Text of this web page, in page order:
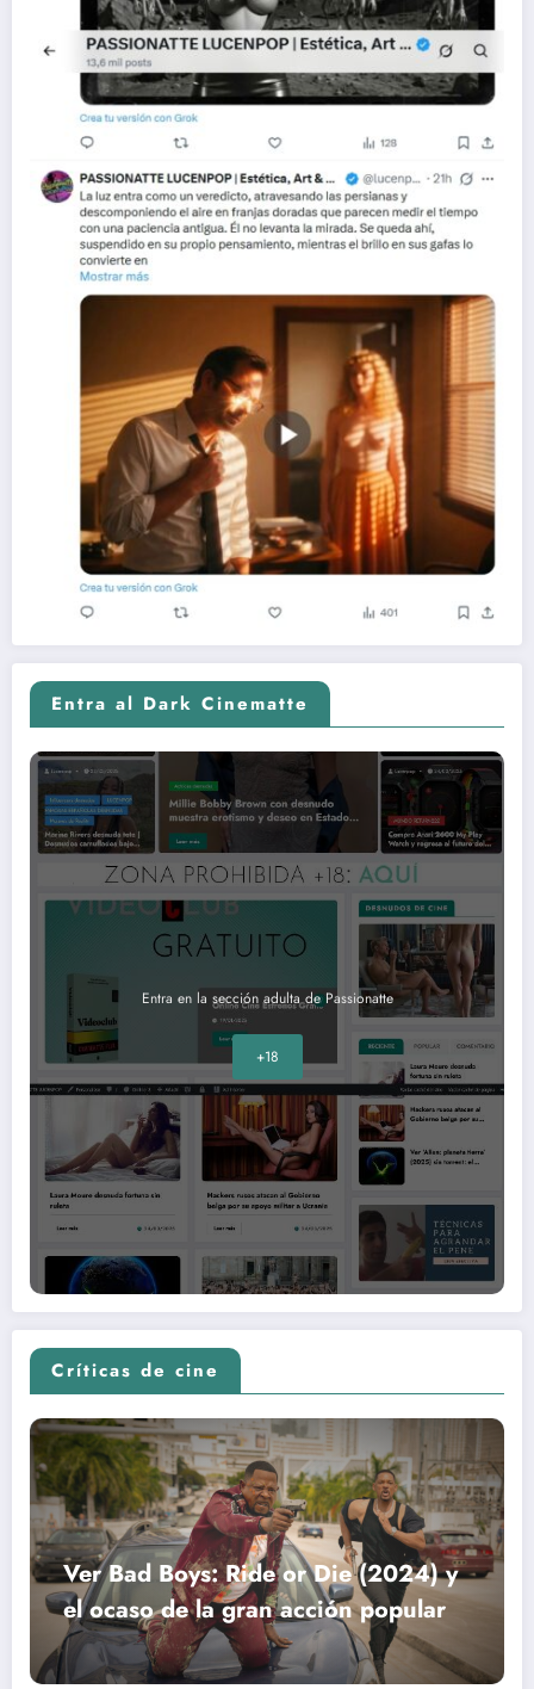
Entra al Dark Cinematte
Entra en la sección adulta de Passionatte
+18
Críticas de cine
Ver Bad Boys: Ride or Die (2024) y
el ocaso de la gran acción popular